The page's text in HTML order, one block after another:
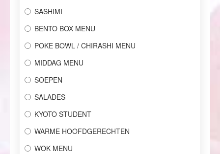
SASHIMI
BENTO BOX MENU
POKE BOWL / CHIRASHI MENU
MIDDAG MENU
SOEPEN
SALADES
KYOTO STUDENT
WARME HOOFDGERECHTEN
WOK MENU